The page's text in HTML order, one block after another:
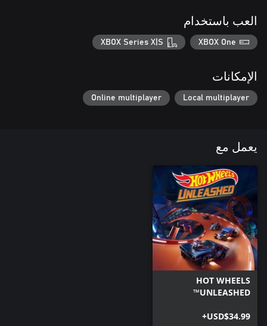
العب باستخدام
XBOX One
XBOX Series X|S
الإمكانات
Local multiplayer
Online multiplayer
يعمل مع
HOT WHEELS
UNLEASHED™
USD$34.99+